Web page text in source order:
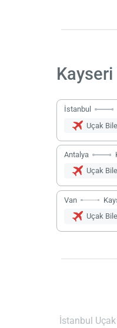
Kayseri
İstanbul
Uçak
Antalya
Uçak
Van
Uçak
İstanbul